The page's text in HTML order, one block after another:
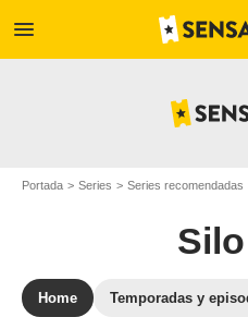
menu
Portada Series Series recomendadas
Silo
Home Temporadas y